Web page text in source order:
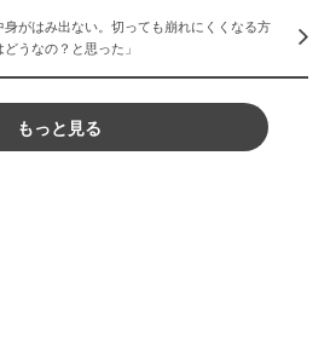
身がはみ出ない。切っても崩れにくくなる方
うなの？と思った」
もっと見る